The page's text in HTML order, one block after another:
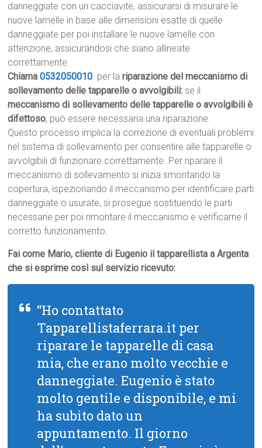
danneggiate con un cacciavite, assicurarsi di misurare le
nuove lamelle in base alle dimensioni esatte di quelle
danneggiate per poi installare le nuove lamelle con
attenzione, assicurandosi che siano allineate
correttamente.
Chiama0532050010 per lariparazione del meccanismo di
sollevamento delle tapparelle o avvolgibili: se il
meccanismo di sollevamento delle tapparelle o avvolgibili è
difettoso, può essere necessaria una riparazione.
Questo processo implica la correzione di eventuali problemi
nel sistema di sollevamento per consentire alle tapparelle o
avvolgibili di funzionare correttamente. Per riparare il
meccanismo di sollevamento si inizia smontando la
copertura, ispezionando il meccanismo per identificare parti
danneggiate o usurate, si prosegue sostituendo le parti
necessarie per poi rimontare il meccanismo e verificarne il
corretto funzionamento.
Fai come Mario, cliente di Eugenio il tapparellista a Argenta
che si esprime così sul servizio ricevuto:
“Ho contattato
Tapparellistaferrara.it per
riparare le tapparelle di casa
mia, che erano molto vecchie e
danneggiate. Eugenio è stato
molto gentile e disponibile, e mi
ha subito dato un
appuntamento. Il giorno